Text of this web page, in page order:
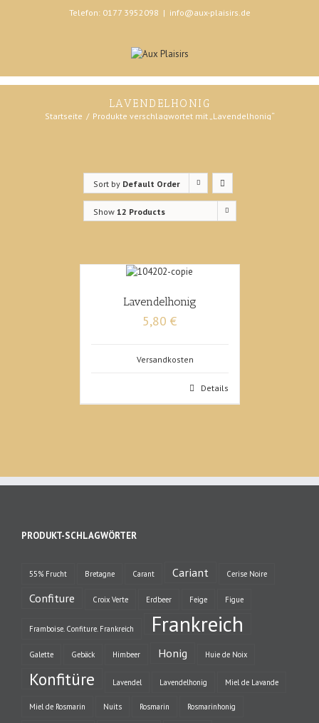
Telefon: 0177 3952098 | info@aux-plaisirs.de
LAVENDELHONIG
Startseite Produkte verschlagwortet mit „Lavendelhonig“
Sort by Default Order
Show 12 Products
Lavendelhonig
5,80 €
Versandkosten
Details
PRODUKT-SCHLAGWÖRTER
55% Frucht Bretagne Carant Cariant Cerise Noire
Confiture Croix Verte Erdbeer Feige Figue
Framboise. Confiture. Frankreich Frankreich
Galette Gebäck Himbeer Honig Huie de Noix
Konfitüre Lavendel Lavendelhonig Miel de Lavande
Miel de Rosmarin Nuits Rosmarin Rosmarinhonig